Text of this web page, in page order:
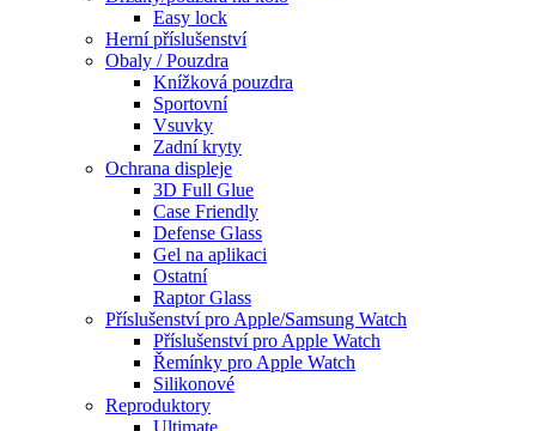
Easy lock
Herní příslušenství
Obaly / Pouzdra
Knížková pouzdra
Sportovní
Vsuvky
Zadní kryty
Ochrana displeje
3D Full Glue
Case Friendly
Defense Glass
Gel na aplikaci
Ostatní
Raptor Glass
Příslušenství pro Apple/Samsung Watch
Příslušenství pro Apple Watch
Řemínky pro Apple Watch
Silikonové
Reproduktory
Ultimate